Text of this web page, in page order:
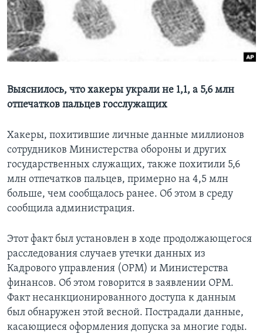
Learning English
СОЦИАЛЬНЫЕ СЕТИ
Языки
Выяснилось, что хакеры украли не 1,1, а 5,6 млн
отпечатков пальцев госслужащих
Хакеры, похитившие личные данные миллионов
сотрудников Министерства обороны и других
государственных служащих, также похитили 5,6
млн отпечатков пальцев, примерно на 4,5 млн
больше, чем сообщалось ранее. Об этом в среду
сообщила администрация.
Этот факт был установлен в ходе продолжающегося
расследования случаев утечки данных из
Кадрового управления (OPM) и Министерства
финансов. Об этом говорится в заявлении ОРМ.
Факт несанкционированного доступа к данным
был обнаружен этой весной. Пострадали данные,
касающиеся оформления допуска за многие годы.